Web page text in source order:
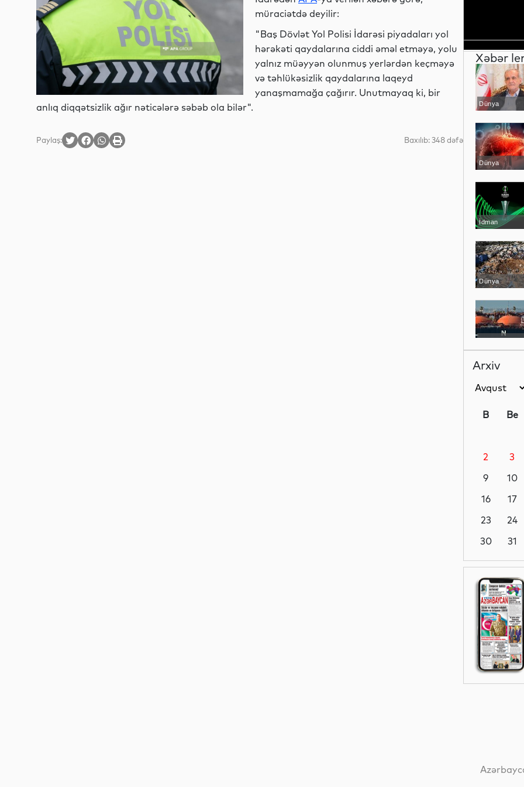
müraciətdə deyilir:
"Baş Dövlət Yol Polisi İdarəsi piyadaları yol
hərəkəti qaydalarına ciddi əməl etməyə, yolu
yalnız müəyyən olunmuş yerlərdən keçməyə
və təhlükəsizlik qaydalarına laqeyd
yanaşmamağa çağırır. Unutmayaq ki, bir
anlıq diqqətsizlik ağır nəticələrə səbəb ola bilər".
Paylaş: Baxılıb: 348 dəfə
Xəbər
Dünya
Dünya
İdman
Dünya
Dünya
Dünya
Siyasət
Siyasət
Dünya
Arxiv
B Be
2
3
9
10
16
17
23
24
30
31